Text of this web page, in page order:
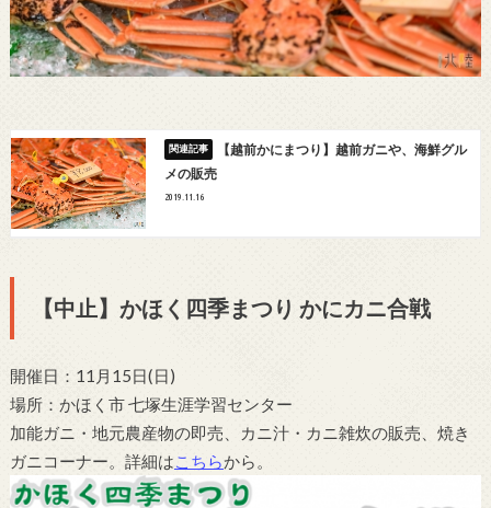
【越前かにまつり】越前ガニや、海鮮グル
メの販売
2019.11.16
【中止】かほく四季まつり かにカニ合戦
開催日：11月15日(日)
場所：かほく市 七塚生涯学習センター
加能ガニ・地元農産物の即売、カニ汁・カニ雑炊の販売、焼き
ガニコーナー。詳細はこちらから。